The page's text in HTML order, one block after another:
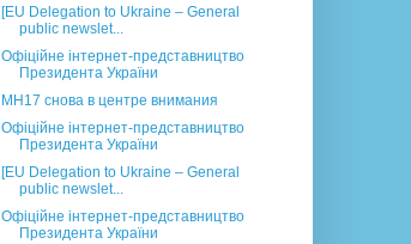
[EU Delegation to Ukraine – General
public newslet...
Офіційне інтернет-представництво
Президента України
МН17 снова в центре внимания
Офіційне інтернет-представництво
Президента України
[EU Delegation to Ukraine – General
public newslet...
Офіційне інтернет-представництво
Президента України